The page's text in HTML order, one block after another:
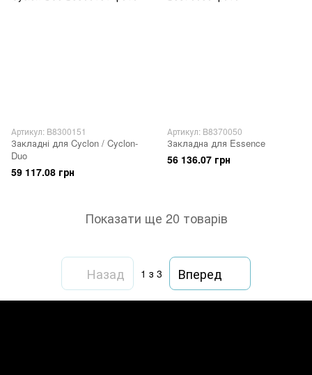
Артикул: B8300151
Закладні для Cyclon / Cyclon-
Duo
59 117.08 грн
Артикул: B8370050
Закладна для Essence
56 136.07 грн
Показати ще 20 товарів
Назад 1 з 3 Вперед